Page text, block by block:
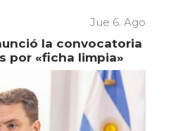
Jue 6. Ago
la convocatoria
por «ficha limpia»